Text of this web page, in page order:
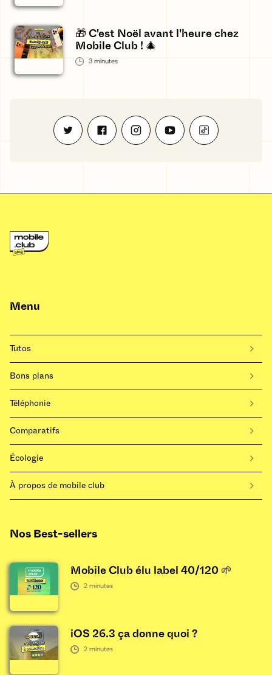
🎁 C'est Noël avant l'heure chez
Mobile Club ! 🎄
3 minutes
Menu
Tutos
Bons plans
Téléphonie
Comparatifs
Écologie
À propos de mobile club
Nos Best-sellers
Mobile Club élu label 40/120 🌱
2 minutes
iOS 26.3 ça donne quoi ?
2 minutes